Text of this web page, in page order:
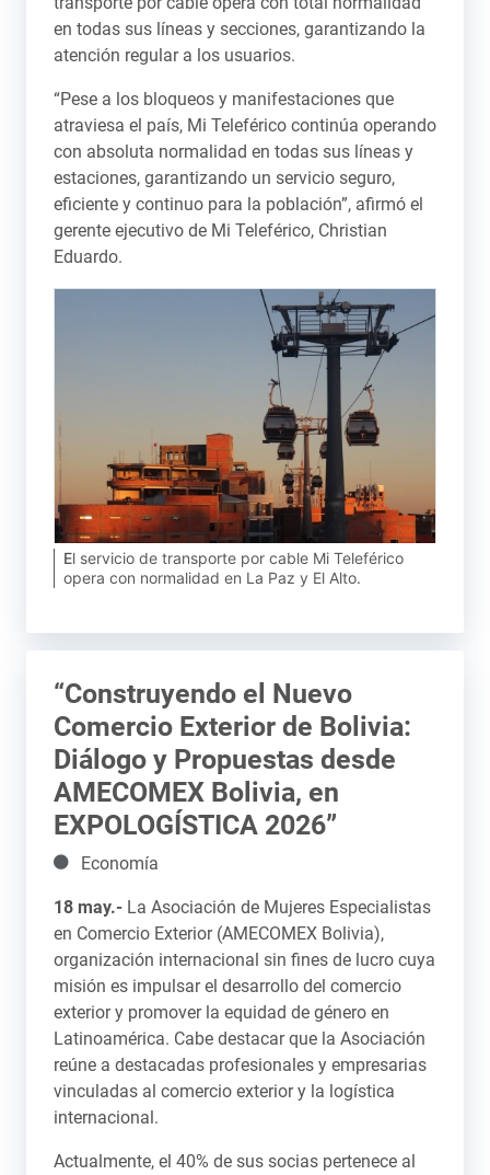
en todas sus líneas y secciones, garantizando la
atención regular a los usuarios.
“Pese a los bloqueos y manifestaciones que
atraviesa el país, Mi Teleférico continúa operando
con absoluta normalidad en todas sus líneas y
estaciones, garantizando un servicio seguro,
eficiente y continuo para la población”, afirmó el
gerente ejecutivo de Mi Teleférico, Christian
Eduardo.
El servicio de transporte por cable Mi Teleférico
opera con normalidad en La Paz y El Alto.
“Construyendo el Nuevo
Comercio Exterior de Bolivia:
Diálogo y Propuestas desde
AMECOMEX Bolivia, en
EXPOLOGÍSTICA 2026”
Detalles
Economía
18 may.- La Asociación de Mujeres Especialistas
en Comercio Exterior (AMECOMEX Bolivia),
organización internacional sin fines de lucro cuya
misión es impulsar el desarrollo del comercio
exterior y promover la equidad de género en
Latinoamérica. Cabe destacar que la Asociación
reúne a destacadas profesionales y empresarias
vinculadas al comercio exterior y la logística
internacional.
Actualmente, el 40% de sus socias pertenece al